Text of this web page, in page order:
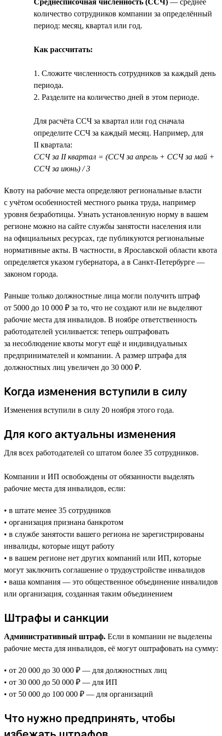
количество сотрудников компании за определённый
период: месяц, квартал или год.
Как рассчитать:
1. Сложите численность сотрудников за каждый день
периода.
2. Разделите на количество дней в этом периоде.
Для расчёта ССЧ за квартал или год сначала
определите ССЧ за каждый месяц. Например, для
II квартала:
ССЧ за II квартал = (ССЧ за апрель + ССЧ за май +
ССЧ за июнь) / 3
Квоту на рабочие места определяют региональные власти
с учётом особенностей местного рынка труда, например
уровня безработицы. Узнать установленную норму в вашем
регионе можно на сайте службы занятости населения или
на официальных ресурсах, где публикуются региональные
нормативные акты. В частности, в Ярославской области квота
определяется указом губернатора, а в Санкт-Петербурге —
законом города.
Раньше только должностные лица могли получить штраф
от 5000 до 10 000 ₽ за то, что не создают или не выделяют
рабочие места для инвалидов. В ноябре ответственность
работодателей усиливается: теперь оштрафовать
за несоблюдение квоты могут ещё и индивидуальных
предпринимателей и компании. А размер штрафа для
должностных лиц увеличен до 30 000 ₽.
Когда изменения вступили в силу
Изменения вступили в силу 20 ноября этого года.
Для кого актуальны изменения
Для всех работодателей со штатом более 35 сотрудников.
Компании и ИП освобождены от обязанности выделять
рабочие места для инвалидов, если:
• в штате менее 35 сотрудников
• организация признана банкротом
• в службе занятости вашего региона не зарегистрированы
инвалиды, которые ищут работу
• в вашем регионе нет других компаний или ИП, которые
могут заключить соглашение о трудоустройстве инвалидов
• ваша компания — это общественное объединение инвалидов
или организация, созданная таким объединением
Штрафы и санкции
Административный штраф. Если в компании не выделены
рабочие места для инвалидов, её могут оштрафовать на сумму:
• от 20 000 до 30 000 ₽ — для должностных лиц
• от 30 000 до 50 000 ₽ — для ИП
• от 50 000 до 100 000 ₽ — для организаций
Что нужно предпринять, чтобы